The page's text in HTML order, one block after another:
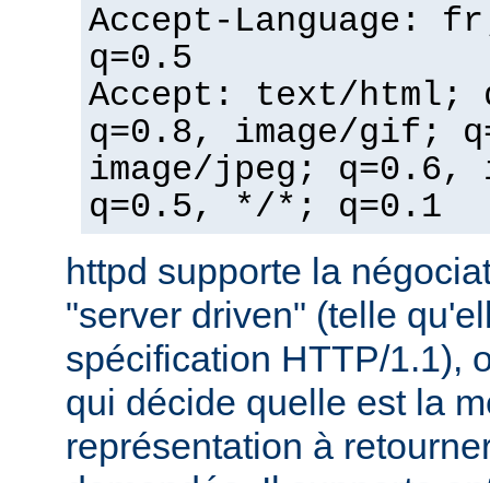
Accept-Language:
q=0.5
Accept: text/html;
q=0.8, image/gif;
image/jpeg; q=0.6,
q=0.5, */*; q=0.1
httpd supporte la
"server driven" (telle
spécification HTTP/1.1),
qui décide quelle est la
représentation à